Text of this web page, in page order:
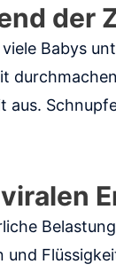
der
Babys
und